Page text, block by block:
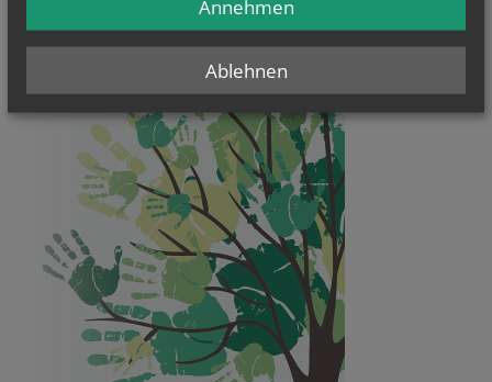
Ablehnen
Annehmen